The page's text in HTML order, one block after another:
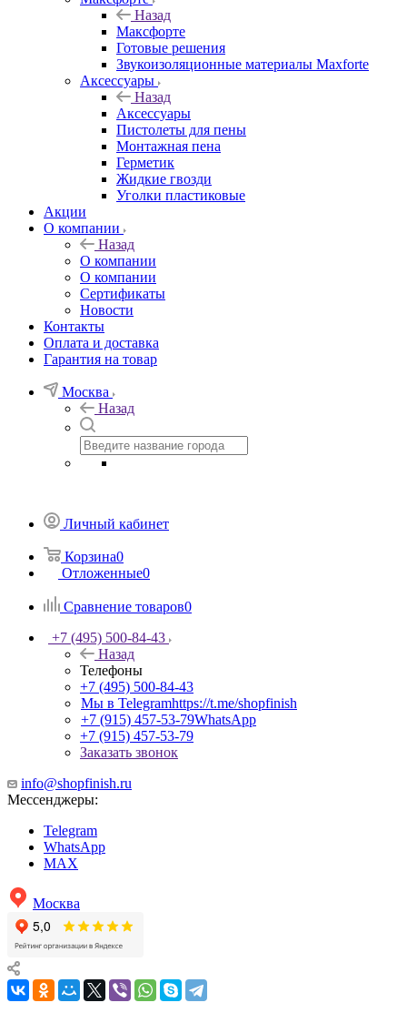
Назад
Максфорте
Готовые решения
Звукоизоляционные материалы Maxforte
Аксессуары
Назад
Аксессуары
Пистолеты для пены
Монтажная пена
Герметик
Жидкие гвозди
Уголки пластиковые
Акции
О компании
Назад
О компании
О компании
Сертификаты
Новости
Контакты
Оплата и доставка
Гарантия на товар
Москва
Назад
Личный кабинет
Корзина0
Отложенные0
Сравнение товаров0
+7 (495) 500-84-43
Назад
Телефоны
+7 (495) 500-84-43
Мы в Telegramhttps://t.me/shopfinish
+7 (915) 457-53-79WhatsApp
+7 (915) 457-53-79
Заказать звонок
info@shopfinish.ru
Мессенджеры:
Telegram
WhatsApp
MAX
Москва